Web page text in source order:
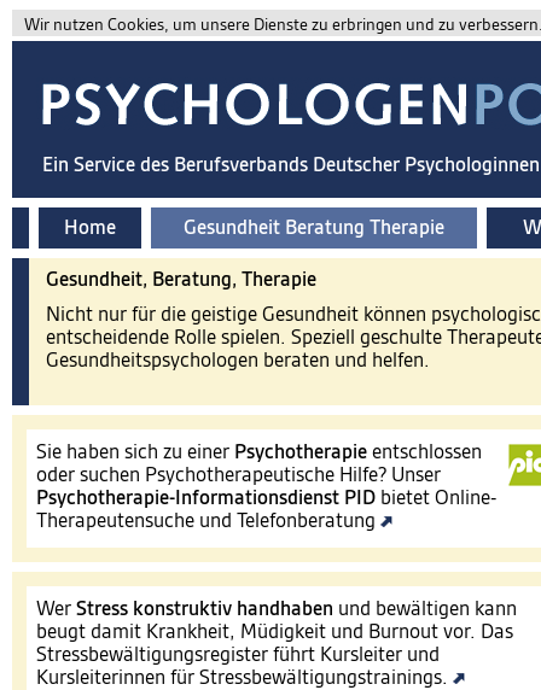
Wir nutzen Cookies, um unsere Dienste zu erbringen und zu
Ein Service des Berufsverbands Deutscher
Home Gesundheit Beratung Therapie
Gesundheit, Beratung, Therapie
Nicht nur für die geistige Gesundheit können
entscheidende Rolle spielen. Speziell geschulte
Gesundheitspsychologen beraten und helfen.
Sie haben sich zu einer Psychotherapie entschlossen
oder suchen Psychotherapeutische Hilfe? Unser
Psychotherapie-Informationsdienst PID bietet Online-
Therapeutensuche und Telefonberatung
Wer Stress konstruktiv handhaben und bewältigen kann
beugt damit Krankheit, Müdigkeit und Burnout vor. Das
Stressbewältigungsregister führt Kursleiter und
Kursleiterinnen für Stressbewältigungstrainings.